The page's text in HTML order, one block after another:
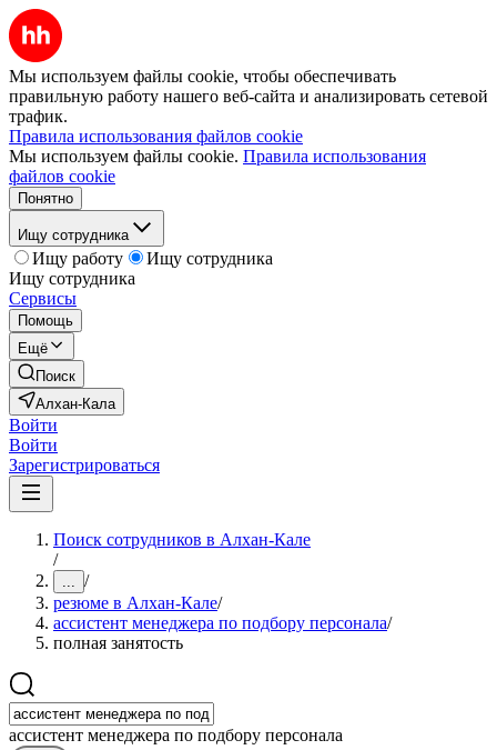
Мы используем файлы cookie, чтобы обеспечивать
правильную работу нашего веб-сайта и анализировать сетевой
трафик.
Правила использования файлов cookie
Мы используем файлы cookie. Правила использования
файлов cookie
Понятно
Ищу сотрудника
Ищу работу
Ищу сотрудника
Ищу сотрудника
Сервисы
Помощь
Ещё
Поиск
Алхан-Кала
Войти
Войти
Зарегистрироваться
Поиск сотрудников в Алхан-Кале
/
... /
резюме в Алхан-Кале/
ассистент менеджера по подбору персонала/
полная занятость
ассистент менеджера по подбору персонала